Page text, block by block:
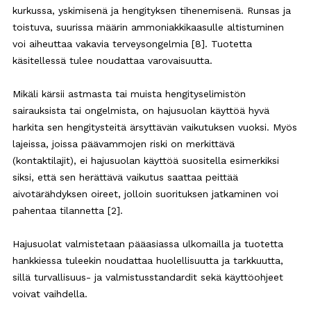
kurkussa, yskimisenä ja hengityksen tihenemisenä. Runsas ja
toistuva, suurissa määrin ammoniakkikaasulle altistuminen
voi aiheuttaa vakavia terveysongelmia [8]. Tuotetta
käsitellessä tulee noudattaa varovaisuutta.
Mikäli kärsii astmasta tai muista hengityselimistön
sairauksista tai ongelmista, on hajusuolan käyttöä hyvä
harkita sen hengitysteitä ärsyttävän vaikutuksen vuoksi. Myös
lajeissa, joissa päävammojen riski on merkittävä
(kontaktilajit), ei hajusuolan käyttöä suositella esimerkiksi
siksi, että sen herättävä vaikutus saattaa peittää
aivotärähdyksen oireet, jolloin suorituksen jatkaminen voi
pahentaa tilannetta [2].
Hajusuolat valmistetaan pääasiassa ulkomailla ja tuotetta
hankkiessa tuleekin noudattaa huolellisuutta ja tarkkuutta,
sillä turvallisuus- ja valmistusstandardit sekä käyttöohjeet
voivat vaihdella.